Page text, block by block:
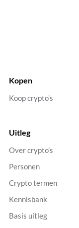
Kopen
Koop crypto’s
Uitleg
Over crypto’s
Personen
Crypto termen
Kennisbank
Basis uitleg